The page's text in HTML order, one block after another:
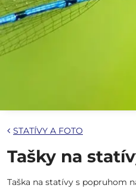
STATÍVY A FOTO
Tašky na
Taška na statívy s popruhom